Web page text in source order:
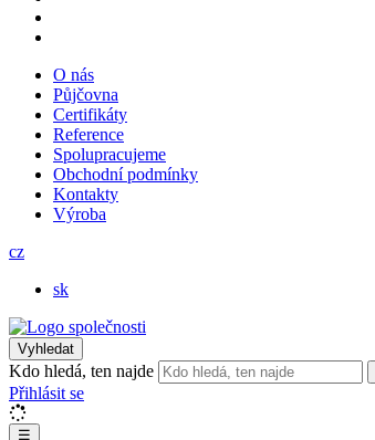
O nás
Půjčovna
Certifikáty
Reference
Spolupracujeme
Obchodní podmínky
Kontakty
Výroba
cz
sk
Vyhledat
Kdo hledá, ten najde
Přihlásit se
☰